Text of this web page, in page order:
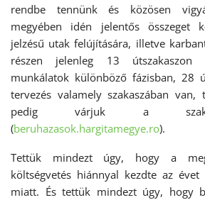
rendbe tennünk és közösen
megyében idén jelentős összeget
jelzésű utak felújítására, illetve
részen jelenleg 13 útszakaszon
munkálatok különböző fázisban, 28
tervezés valamely szakaszában van,
pedig várjuk a
(beruhazasok.hargitamegye.ro).
Tettük mindezt úgy, hogy a
költségvetés hiánnyal kezdte az
miatt. És tettük mindezt úgy, hogy